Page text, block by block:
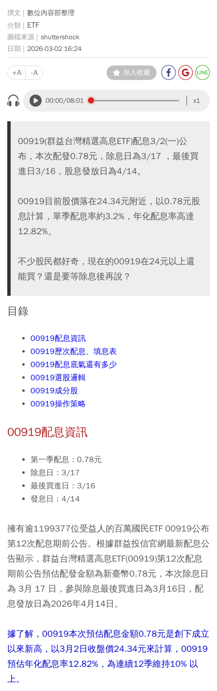
數位內容部整理
ETF
shuttershock
2026-03-02 16:24
+A -A 加入收藏
00:00/08:01 x1
00919(群益台灣精選高息ETF)配息3/2(一)公
布，本次配發0.78元，除息日為3/17 ，最後買
進日3/16，股息發放日為4/14。
00919目前股價落在24.34元附近，以0.78元股
息計算，單季配息率約3.2%，年化配息率高達
12.82%。
不少股民都好奇，現在的00919在24元以上還
能買？還是要等除息後再說？
目錄
00919配息資訊
00919歷次配息、填息表
00919配息底氣還有多少
00919選股邏輯
00919成分股
00919操作策略
00919配息資訊
第一季配息：0.78元
除息日：3/17
最後買進日：3/16
發息日：4/14
擁有逾1199377位受益人的百萬國民ETF 00919公布
第12次配息期前公告。根據群益投信官網最新配息公
告顯示，群益台灣精選高息ETF(00919)第12次配息
期前公告預估配發金額為新臺幣0.78元，本次除息日
為 3月 17 日，參與除息最後買進日為3月16日，配
息發放日為2026年4月14日。
據了解，00919本次預估配息金額0.78元是創下成立
以來新高，以3月2日收盤價24.34元來計算，00919
預估年化配息率12.82%，為連續12季維持10% 以
上。